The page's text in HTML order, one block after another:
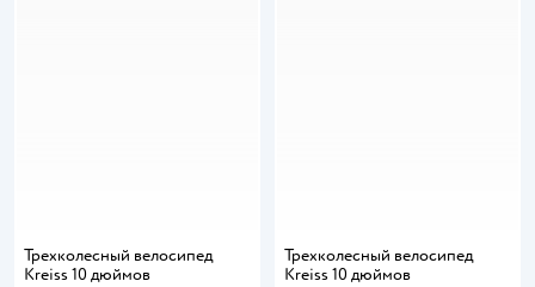
Трехколесный велосипед
Kreiss 10 дюймов
Трехколесный велосипед
Kreiss 10 дюймов